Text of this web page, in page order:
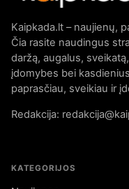
Kaipkada.lt – naujienų,
Čia rasite naudingus
daržą, augalus,
įdomybes bei
paprasčiau, sveikiau ir
Redakcija:
KATEGORIJOS